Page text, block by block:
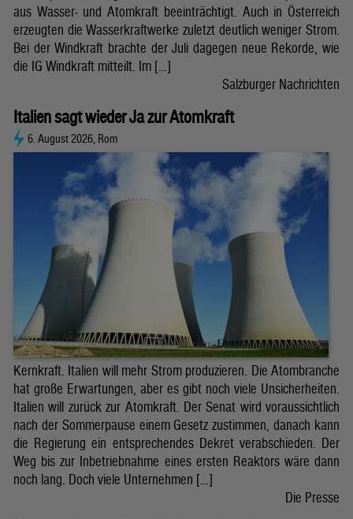
aus Wasser- und Atomkraft beeinträchtigt. Auch in Österreich
erzeugten die Wasserkraftwerke zuletzt deutlich weniger Strom.
Bei der Windkraft brachte der Juli dagegen neue Rekorde, wie
die IG Windkraft mitteilt. Im […]
Salzburger Nachrichten
Italien sagt wieder Ja zur Atomkraft
6. August 2026, Rom
Kernkraft. Italien will mehr Strom produzieren. Die Atombranche
hat große Erwartungen, aber es gibt noch viele Unsicherheiten.
Italien will zurück zur Atomkraft. Der Senat wird voraussichtlich
nach der Sommerpause einem Gesetz zustimmen, danach kann
die Regierung ein entsprechendes Dekret verabschieden. Der
Weg bis zur Inbetriebnahme eines ersten Reaktors wäre dann
noch lang. Doch viele Unternehmen […]
Die Presse